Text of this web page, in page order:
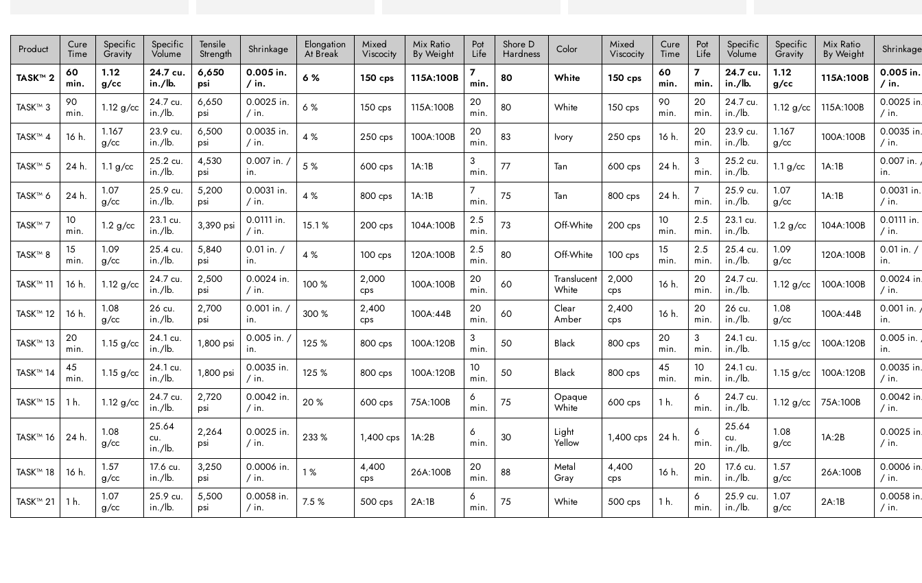
Product Cure
Time
Specific
Gravity
Specific
Volume
Tensile
Strength Shrinkage Elongation
At Break
Mixed
Viscocity
Mix Ratio
By Weight
Pot
Life
Shore D
Hardness Color Mixed
Viscocity
Cure
Time
Pot
Life
Specific
Volume
Specific
Gravity
Mix Ratio
By Weight Shrinkage
TASK™ 2
60
min.
1.12
g/cc
24.7 cu.
in./lb.
6,650
psi
0.005 in.
/ in.
6 % 150 cps 115A:100B
7
min.
80 White 150 cps
60
min.
7
min.
24.7 cu.
in./lb.
1.12
g/cc
115A:100B
0.005 in.
/ in.
TASK™ 3
90
min.
1.12 g/cc
24.7 cu.
in./lb.
6,650
psi
0.0025 in.
/ in.
6 % 150 cps 115A:100B
20
min.
80 White 150 cps
90
min.
20
min.
24.7 cu.
in./lb.
1.12 g/cc 115A:100B
0.0025
/ in.
TASK™ 4
16 h.
1.167
g/cc
23.9 cu.
in./lb.
6,500
psi
0.0035 in.
/ in.
4 % 250 cps 100A:100B
20
min.
83 Ivory 250 cps 16 h.
20
min.
23.9 cu.
in./lb.
1.167
g/cc
100A:100B
0.0035 in.
/ in.
TASK™ 5
24 h. 1.1 g/cc
25.2 cu.
in./lb.
4,530
psi
0.007 in. /
in.
5 % 600 cps 1A:1B
3
min.
77 Tan 600 cps 24 h.
3
min.
25.2 cu.
in./lb.
1.1 g/cc 1A:1B
0.007 in.
in.
TASK™ 6
24 h.
1.07
g/cc
25.9 cu.
in./lb.
5,200
psi
0.0031 in.
/ in.
4 % 800 cps 1A:1B
7
min.
75 Tan 800 cps 24 h.
7
min.
25.9 cu.
in./lb.
1.07
g/cc
1A:1B
0.0031 in.
/ in.
TASK™ 7
10
min.
1.2 g/cc
23.1 cu.
in./lb.
3,390 psi
0.0111 in.
/ in.
15.1 % 200 cps 104A:100B
2.5
min.
73 Off-White 200 cps
10
min.
2.5
min.
23.1 cu.
in./lb.
1.2 g/cc 104A:100B
0.0111 in.
/ in.
TASK™ 8
15
min.
1.09
g/cc
25.4 cu.
in./lb.
5,840
psi
0.01 in. /
in.
4 % 100 cps 120A:100B
2.5
min.
80 Off-White 100 cps
15
min.
2.5
min.
25.4 cu.
in./lb.
1.09
g/cc
120A:100B
0.01 in. /
in.
TASK™ 11
16 h. 1.12 g/cc
24.7 cu.
in./lb.
2,500
psi
0.0024 in.
/ in.
100 %
2,000
cps
100A:100B
20
min.
60
Translucent
White
2,000
cps
16 h.
20
min.
24.7 cu.
in./lb.
1.12 g/cc 100A:100B
0.0024
/ in.
TASK™ 12
16 h.
1.08
g/cc
26 cu.
in./lb.
2,700
psi
0.001 in. /
in.
300 %
2,400
cps
100A:44B
20
min.
60
Clear
Amber
2,400
cps
16 h.
20
min.
26 cu.
in./lb.
1.08
g/cc
100A:44B
0.001 in.
in.
TASK™ 13
20
min.
1.15 g/cc
24.1 cu.
in./lb.
1,800 psi
0.005 in. /
in.
125 % 800 cps 100A:120B
3
min.
50 Black 800 cps
20
min.
3
min.
24.1 cu.
in./lb.
1.15 g/cc 100A:120B
0.005 in.
in.
TASK™ 14
45
min.
1.15 g/cc
24.1 cu.
in./lb.
1,800 psi
0.0035 in.
/ in.
125 % 800 cps 100A:120B
10
min.
50 Black 800 cps
45
min.
10
min.
24.1 cu.
in./lb.
1.15 g/cc 100A:120B
0.0035 in.
/ in.
TASK™ 15
1 h. 1.12 g/cc
24.7 cu.
in./lb.
2,720
psi
0.0042 in.
/ in.
20 % 600 cps 75A:100B
6
min.
75
Opaque
White
600 cps 1 h.
6
min.
24.7 cu.
in./lb.
1.12 g/cc 75A:100B
0.0042
/ in.
TASK™ 16 24 h.
1.08
g/cc
25.64
cu.
in./lb.
2,264
psi
0.0025 in.
/ in.
233 % 1,400 cps 1A:2B
6
min.
30
Light
Yellow
1,400 cps 24 h.
6
min.
25.64
cu.
in./lb.
1.08
g/cc
1A:2B
0.0025
/ in.
TASK™ 18 16 h.
1.57
g/cc
17.6 cu.
in./lb.
3,250
psi
0.0006 in.
/ in.
1 %
4,400
cps
26A:100B
20
min.
88
Metal
Gray
4,400
cps
16 h.
20
min.
17.6 cu.
in./lb.
1.57
g/cc
26A:100B
0.0006
/ in.
TASK™ 21
1 h.
1.07
g/cc
25.9 cu.
in./lb.
5,500
psi
0.0058 in.
/ in.
7.5 % 500 cps 2A:1B
6
min.
75 White 500 cps 1 h.
6
min.
25.9 cu.
in./lb.
1.07
g/cc
2A:1B
0.0058 in.
/ in.